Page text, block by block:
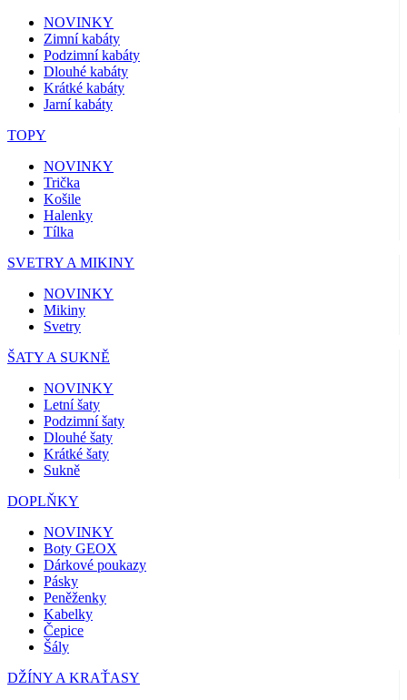
NOVINKY
Zimní kabáty
Podzimní kabáty
Dlouhé kabáty
Krátké kabáty
Jarní kabáty
TOPY
NOVINKY
Trička
Košile
Halenky
Tílka
SVETRY A MIKINY
NOVINKY
Mikiny
Svetry
ŠATY A SUKNĚ
NOVINKY
Letní šaty
Podzimní šaty
Dlouhé šaty
Krátké šaty
Sukně
DOPLŇKY
NOVINKY
Boty GEOX
Dárkové poukazy
Pásky
Peněženky
Kabelky
Čepice
Šály
DŽÍNY A KRAŤASY